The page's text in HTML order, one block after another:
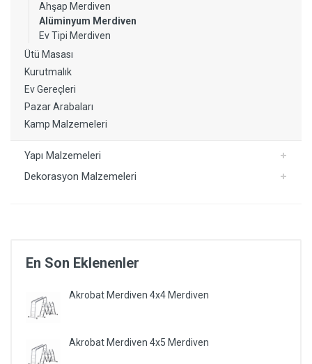
Ahşap Merdiven
Alüminyum Merdiven
Ev Tipi Merdiven
Ütü Masası
Kurutmalık
Ev Gereçleri
Pazar Arabaları
Kamp Malzemeleri
Yapı Malzemeleri
Dekorasyon Malzemeleri
En Son Eklenenler
Akrobat Merdiven 4x4 Merdiven
Akrobat Merdiven 4x5 Merdiven
Yorum Ekle